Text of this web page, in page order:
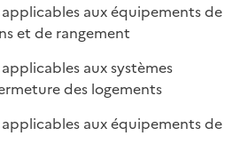
applicables aux équipements de
et de rangement
aux systèmes
des logements
applicables aux équipements de